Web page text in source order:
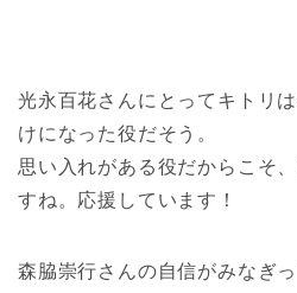
光永百花さんにとってキトリ
けになった役だそう。
思い入れがある役だからこそ
すね。応援しています！
森脇崇行さんの自信がみなぎ